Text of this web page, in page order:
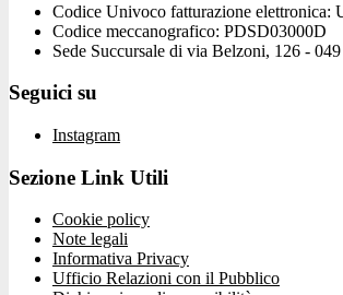
Codice Univoco fatturazione elettronica:
Codice meccanografico: PDSD03000D
Sede Succursale di via Belzoni, 126 -
Seguici su
Instagram
Sezione Link Utili
Cookie policy
Note legali
Informativa Privacy
Ufficio Relazioni con il Pubblico